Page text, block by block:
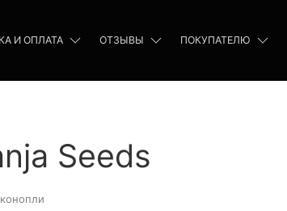
И ОПЛАТА ОТЗЫВЫ ПОКУПАТЕЛЮ
Seeds